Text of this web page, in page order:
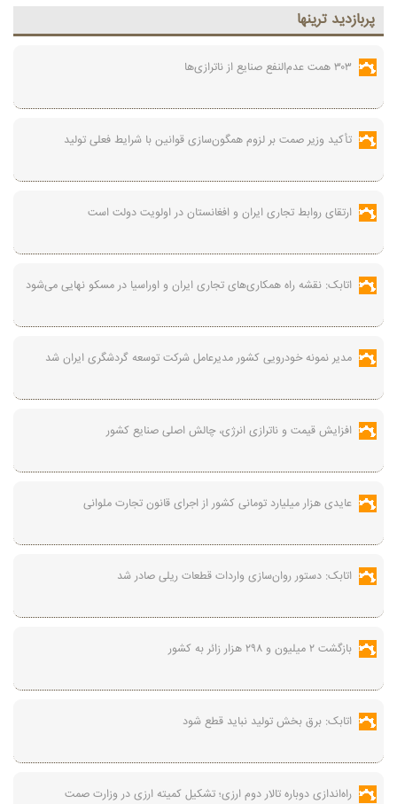
پربازديد ترينها
۳۰۳ همت عدم‌النفع صنایع از ناترازی‌ها
تأکید وزیر صمت بر لزوم همگون‌سازی قوانین با شرایط فعلی تولید
ارتقای روابط تجاری ایران و افغانستان در اولویت دولت است
اتابک: نقشه راه همکاری‌های تجاری ایران و اوراسیا در مسکو نهایی می‌شود
مدیر نمونه خودرویی کشور مدیرعامل شرکت توسعه گردشگری ایران شد
افزایش قیمت و ناترازی انرژی، چالش اصلی صنایع کشور
عایدی هزار میلیارد تومانی کشور از اجرای قانون تجارت ملوانی
اتابک: دستور روان‌سازی واردات قطعات ریلی صادر شد
بازگشت ۲ میلیون و ۲۹۸ هزار زائر به کشور
اتابک: برق بخش تولید نباید قطع شود
راه‌اندازی دوباره تالار دوم ارزی؛ تشکیل کمیته ارزی در وزارت صمت